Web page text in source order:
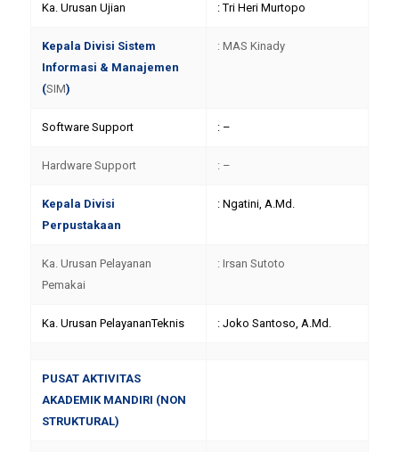
Ka. Urusan Ujian : Tri Heri Murtopo
Kepala Divisi Sistem
Informasi & Manajemen
(SIM)
: MAS Kinady
Software Support : –
Hardware Support : –
Kepala Divisi
Perpustakaan
: Ngatini, A.Md.
Ka. Urusan Pelayanan
Pemakai
: Irsan Sutoto
Ka. Urusan PelayananTeknis : Joko Santoso, A.Md.
PUSAT AKTIVITAS
AKADEMIK MANDIRI (NON
STRUKTURAL)